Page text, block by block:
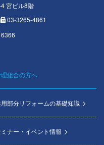
宮ビル8階
03-3265-4861
組合の方へ
部分リフォームの基礎知識
ナー・イベント情報